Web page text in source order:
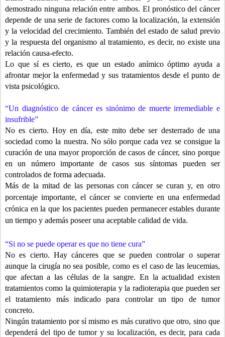
demostrado ninguna relación entre ambos. El pronóstico del cáncer
depende de una serie de factores como la localización, la extensión
y la velocidad del crecimiento. También del estado de salud previo
y la respuesta del organismo al tratamiento, es decir, no existe una
relación causa-efecto.
Lo que sí es cierto, es que un estado anímico óptimo ayuda a
afrontar mejor la enfermedad y sus tratamientos desde el punto de
vista psicológico.
“Un diagnóstico de cáncer es sinónimo de muerte irremediable e
insufrible”
No es cierto. Hoy en día, este mito debe ser desterrado de una
sociedad como la nuestra. No sólo porque cada vez se consigue la
curación de una mayor proporción de casos de cáncer, sino porque
en un número importante de casos sus síntomas pueden ser
controlados de forma adecuada.
Más de la mitad de las personas con cáncer se curan y, en otro
porcentajeimportante, el cáncer se convierte en una enfermedad
crónica en la que lospacientes pueden permanecer estables durante
un tiempo y además poseeruna aceptable calidad de vida.
“Si no se puede operar es que no tiene cura”
No es cierto. Hay cánceres que se pueden controlar o superar
aunque la cirugía no sea posible, como es el caso de las leucemias,
que afectan a las células de la sangre. En la actualidad existen
tratamientos como la quimioterapia y la radioterapia que pueden ser
el tratamiento más indicado para controlar un tipo de tumor
concreto.
Ningún tratamiento por sí mismo es más curativo que otro, sino que
dependerá del tipo de tumor y su localización, es decir, para cada